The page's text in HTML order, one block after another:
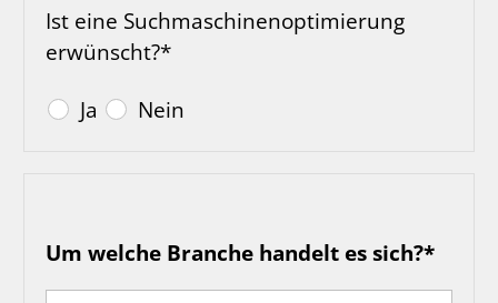
Screendesign und Logo werden vom
Kunden geliefert
Ist eine Suchmaschinenoptimierung
erwünscht?*
Ja
Nein
Um welche Branche handelt es sich?*